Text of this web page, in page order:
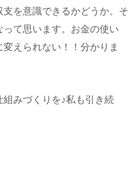
を意識できるかどうか。そ
て思います。お金の使い
えられない！！分かりま
みづくりを♪私も引き続